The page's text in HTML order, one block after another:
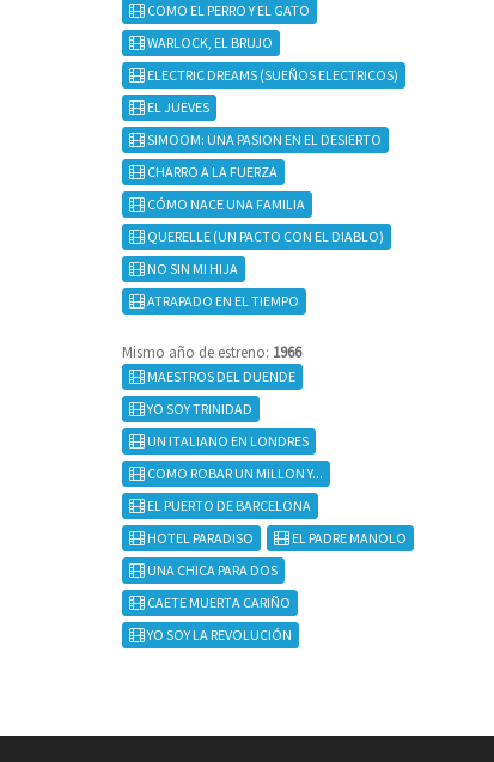
COMO EL PERRO Y EL GATO
WARLOCK, EL BRUJO
ELECTRIC DREAMS (SUEÑOS ELECTRICOS)
EL JUEVES
SIMOOM: UNA PASION EN EL DESIERTO
CHARRO A LA FUERZA
CÓMO NACE UNA FAMILIA
QUERELLE (UN PACTO CON EL DIABLO)
NO SIN MI HIJA
ATRAPADO EN EL TIEMPO
Mismo año de estreno: 1966
MAESTROS DEL DUENDE
YO SOY TRINIDAD
UN ITALIANO EN LONDRES
COMO ROBAR UN MILLON Y...
EL PUERTO DE BARCELONA
HOTEL PARADISO
EL PADRE MANOLO
UNA CHICA PARA DOS
CAETE MUERTA CARIÑO
YO SOY LA REVOLUCIÓN